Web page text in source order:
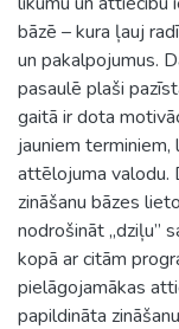
bāzē – kura ļauj
un pakalpojumus.
pasaulē plaši
gaitā ir dota
jauniem
attēlojuma valodu.
zināšanu bāzes
nodrošināt „dziļu”
kopā ar citām
pielāgojamākas
papildināta